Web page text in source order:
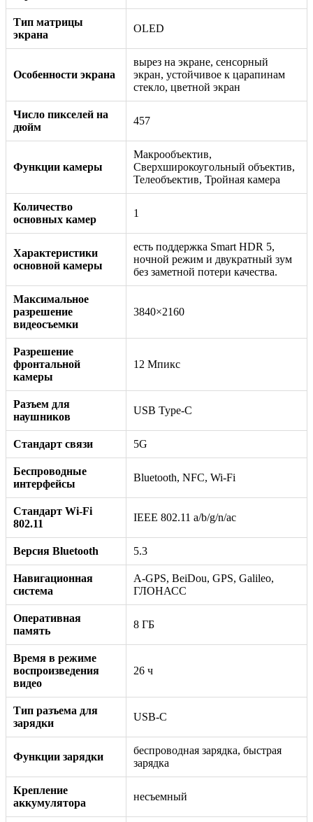
Тип матрицы
экрана
OLED
Особенности экрана
вырез на экране, сенсорный
экран, устойчивое к царапинам
стекло, цветной экран
Число пикселей на
дюйм
457
Функции камеры
Макрообъектив,
Сверхширокоугольный объектив,
Телеобъектив, Тройная камера
Количество
основных камер
1
Характеристики
основной камеры
есть поддержка Smart HDR 5,
ночной режим и двукратный зум
без заметной потери качества.
Максимальное
разрешение
видеосъемки
3840×2160
Разрешение
фронтальной
камеры
12 Мпикс
Разъем для
наушников
USB Type-C
Стандарт связи 5G
Беспроводные
интерфейсы
Bluetooth, NFC, Wi-Fi
Стандарт Wi-Fi
802.11
IEEE 802.11 a/b/g/n/ac
Версия Bluetooth 5.3
Навигационная
система
A-GPS, BeiDou, GPS, Galileo,
ГЛОНАСС
Оперативная
память
8 ГБ
Время в режиме
воспроизведения
видео
26 ч
Тип разъема для
зарядки
USB-C
Функции зарядки
беспроводная зарядка, быстрая
зарядка
Крепление
аккумулятора
несъемный